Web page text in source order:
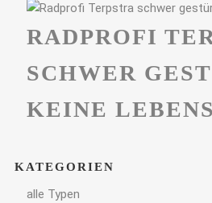
RADPROFI
SCHWER
KEINE
KATEGORIEN
alle Typen